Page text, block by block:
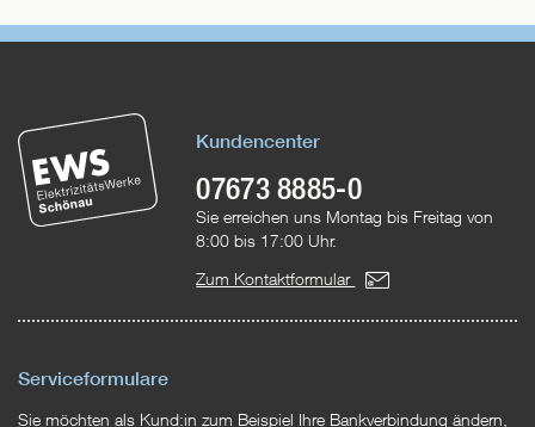
Kundencenter
07673 8885-0
Sie erreichen uns Montag bis Freitag von
8:00 bis 17:00 Uhr.
Zum Kontaktformular
Serviceformulare
Sie möchten als Kund:in zum Beispiel Ihre Bankverbindung ändern,